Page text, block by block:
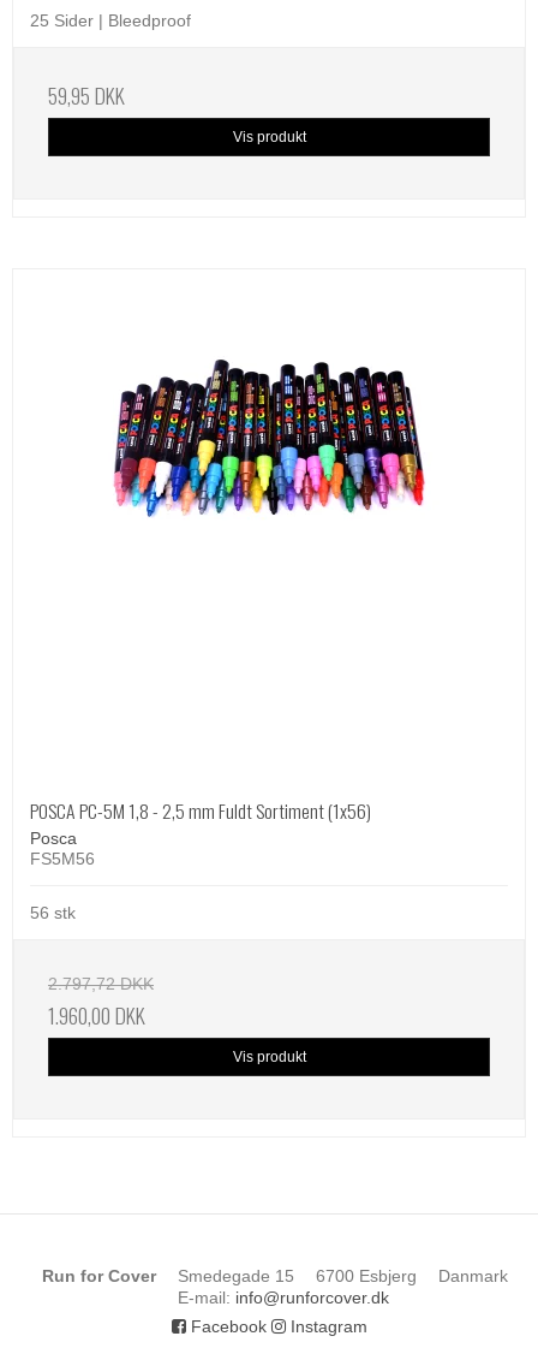
25 Sider | Bleedproof
59,95 DKK
Vis produkt
POSCA PC-5M 1,8 - 2,5 mm Fuldt Sortiment (1x56)
Posca
FS5M56
56 stk
2.797,72 DKK
1.960,00 DKK
Vis produkt
Run for Cover Smedegade 15 6700 Esbjerg
Danmark
E-mail: info@runforcover.dk
Facebook
Instagram